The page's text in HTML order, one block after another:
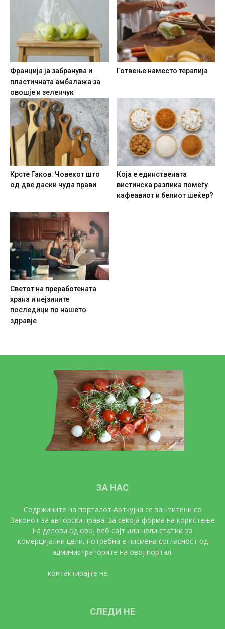
Франција ја забранува и
пластичната амбалажа за
овошје и зеленчук
Готвење наместо терапија
Крсте Гаков: Човекот што
од две даски чуда прави
Која е единствената
вистинска разлика помеѓу
кафеавиот и белиот шеќер?
Светот на преработената
храна и нејзините
последици по нашето
здравје
ЗА НАС
Содржините на порталот Арткујна се заштитени со
Законот за авторски права. За секоја форма на користење
на делови од овој веб сајт или цели статии за
комерцијални цели, потребна е писмена согласност од
администраторите на овој портал.
контактирајте не:
СЛЕДИ НЕ